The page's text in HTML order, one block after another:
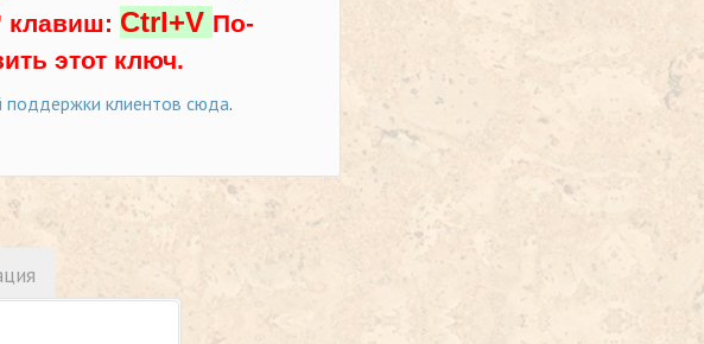
клавиш: Ctrl+V По-
этот ключ.
поддержки клиентов сюда.